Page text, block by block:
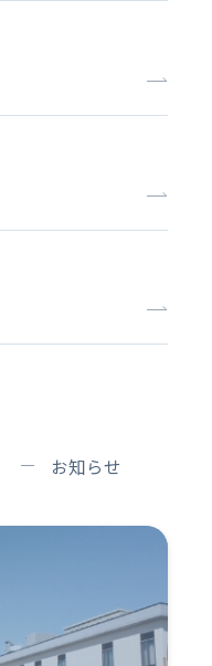
お知らせ